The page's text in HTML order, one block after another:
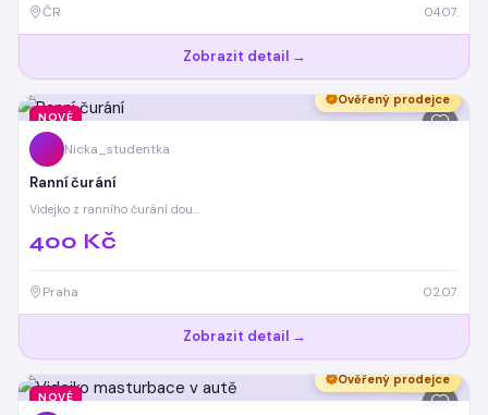
ČR 04.07.
Zobrazit detail →
NOVÉ
Ověřený prodejce
Nicka_studentka
Ranní čurání
Videjko z ranního čurání dou…
400 Kč
Praha 02.07.
Zobrazit detail →
NOVÉ
Ověřený prodejce